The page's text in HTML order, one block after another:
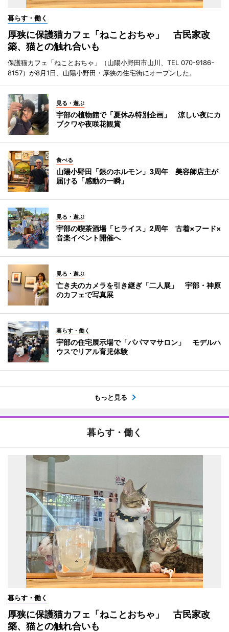
暮らす・働く
厚狭に保護猫カフェ「ねことおちゃ」 古民家改
築、猫との触れ合いも
保護猫カフェ「ねことおちゃ」（山陽小野田市山川、TEL 070-9186-
8157）が8月1日、山陽小野田・厚狭の住宅街にオープンした。
見る・遊ぶ
宇部の植物館で「夏休み特別企画」 涼しい夜にカ
ブクワや夜咲花観賞
食べる
山陽小野田「銀のホルモン」3周年 美容師店主が
届ける「感動の一瞬」
見る・遊ぶ
宇部の喫茶酒場「ヒライス」2周年 古着×フード×
音楽イベント開催へ
見る・遊ぶ
亡き夫のカメラを引き継ぎ「二人展」 宇部・神原
のカフェで写真展
暮らす・働く
宇部の住宅展示場で「パパママサロン」 モデルハ
ウスでリアル育児体験
もっと見る
暮らす・働く
暮らす・働く
厚狭に保護猫カフェ「ねことおちゃ」 古民家改
築、猫との触れ合いも